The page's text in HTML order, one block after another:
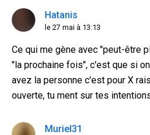
Hatanis
le 27 mai à 13:13
Ce qui me gène avec "peut-être
"la prochaine fois", c'est que si
avez la personne c'est pour X
ouverte, tu ment sur tes
Muriel31